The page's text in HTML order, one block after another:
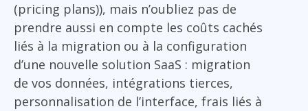
(pricing plans)), mais n’oubliez pas de
prendre aussi en compte les coûts cachés
liés à la migration ou à la configuration
d’une nouvelle solution SaaS : migration
de vos données, intégrations tierces,
personnalisation de l’interface, frais liés à